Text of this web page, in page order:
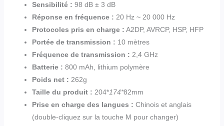
Sensibilité : 98 dB ± 3 dB
Réponse en fréquence : 20 Hz ~ 20 000 Hz
Protocoles pris en charge : A2DP, AVRCP, HSP, HFP
Portée de transmission : 10 mètres
Fréquence de transmission : 2,4 GHz
Batterie : 800 mAh, lithium polymère
Poids net : 262g
Taille du produit : 204*174*82mm
Prise en charge des langues : Chinois et anglais
(double-cliquez sur la touche M pour changer)